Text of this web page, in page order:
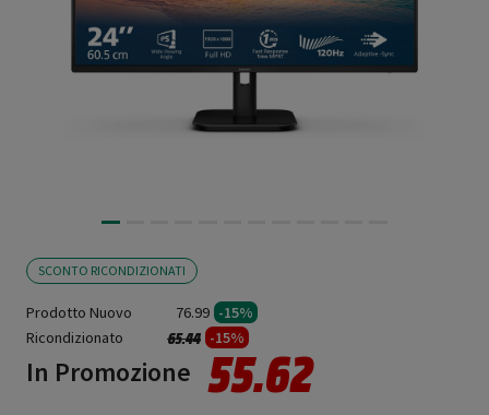
SCONTO RICONDIZIONATI
Prodotto Nuovo 76.99 -15%
Ricondizionato
Prezzo ridotto da
65.44a -15%
In Promozione 55.62